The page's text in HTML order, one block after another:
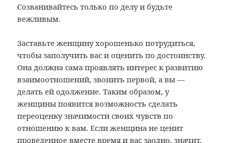
Созванивайтесь только по делу и будьте
вежливым.
Заставьте женщину хорошенько потрудиться,
чтобы заполучить вас и оценить по достоинству.
Она должна сама проявлять интерес к развитию
взаимоотношений, звонить первой, а вы —
делать ей одолжение. Таким образом, у
женщины появится возможность сделать
переоценку значимости своих чувств по
отношению к вам. Если женщина не ценит
проведенное вместе время и вас заодно, значит,